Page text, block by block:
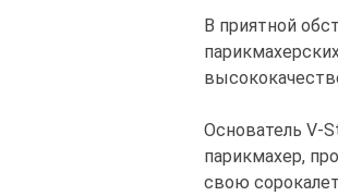
В приятной
Основатель V-
парикмахер,
свою